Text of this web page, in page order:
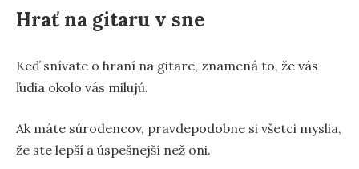
Hrať na gitaru v sne
Keď snívate o hraní na gitare, znamená to, že vás
ľudia okolo vás milujú.
Ak máte súrodencov, pravdepodobne si všetci myslia,
že ste lepší a úspešnejší než oni.